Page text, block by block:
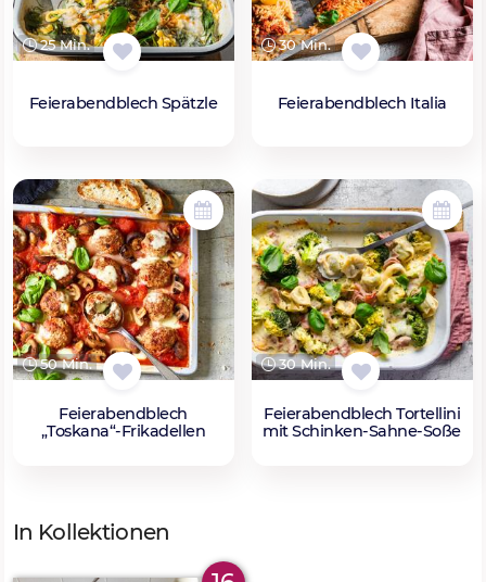
25 Min.
Feierabendblech Spätzle
30 Min.
Feierabendblech Italia
50 Min.
Feierabendblech
„Toskana“-Frikadellen
30 Min.
Feierabendblech Tortellini
mit Schinken-Sahne-Soße
In Kollektionen